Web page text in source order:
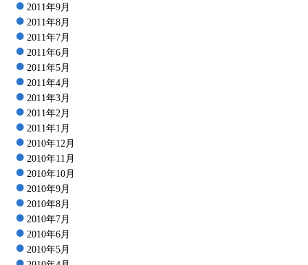
2011年9月
2011年8月
2011年7月
2011年6月
2011年5月
2011年4月
2011年3月
2011年2月
2011年1月
2010年12月
2010年11月
2010年10月
2010年9月
2010年8月
2010年7月
2010年6月
2010年5月